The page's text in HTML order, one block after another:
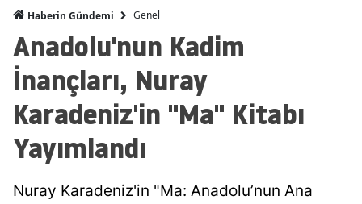
Haberin Gündemi Genel
Anadolu'nun Kadim
İnançları, Nuray
Karadeniz'in "Ma" Kitabı
Yayımlandı
Nuray Karadeniz'in "Ma: Anadolu’nun Ana